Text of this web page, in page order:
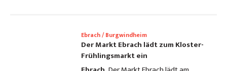
Ebrach / Burgwindheim
Der Markt Ebrach lädt zum Kloster-
Frühlingsmarkt ein